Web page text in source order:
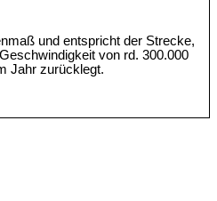
und entspricht der Strecke,
von rd. 300.000
Jahr zurücklegt.